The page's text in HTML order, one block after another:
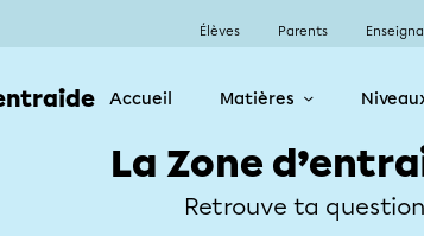
Élèves Parents
Accueil Matières
La Zone
Retrouve ta